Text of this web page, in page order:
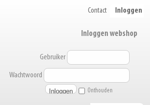
Contact Inloggen
Inloggen webshop
Gebruiker
Wachtwoord
Onthouden